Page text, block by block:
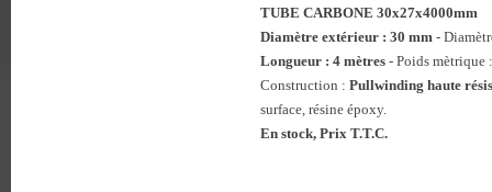
TUBE CARBONE 30x27x4000mm
Diamètre extérieur : 30 mm -
Longueur : 4 mètres - Poids mètrique
Construction : Pullwinding haute
surface, résine époxy.
En stock, Prix T.T.C.